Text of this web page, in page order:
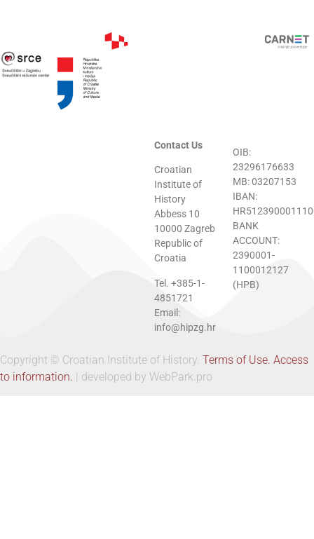
Contact Us
Croatian
Institute of
History
Abbess 10
10000 Zagreb
Republic of
Croatia
Tel. +385-1-
4851721
Email:
info@hipzg.hr
OIB:
23296176633
MB: 03207153
IBAN:
BANK
ACCOUNT:
2390001-
1100012127
(HPB)
Copyright © Croatian Institute of History. Terms of Use. Access
to information. | developed by WebPark.pro